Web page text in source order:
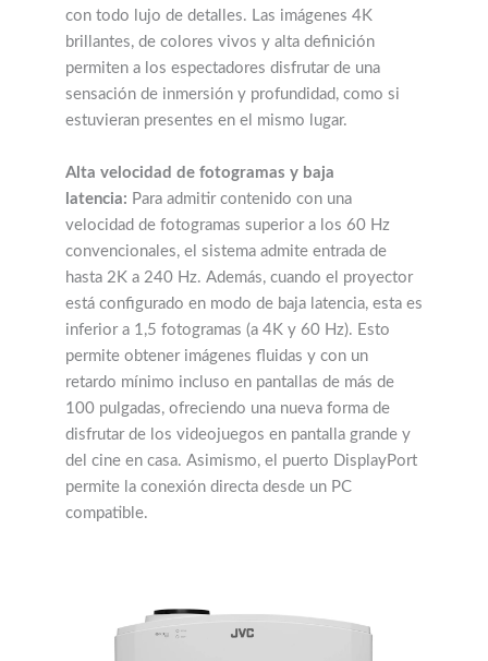
con todo lujo de detalles. Las imágenes 4K
brillantes, de colores vivos y alta definición
permiten a los espectadores disfrutar de una
sensación de inmersión y profundidad, como si
estuvieran presentes en el mismo lugar.
Alta velocidad de fotogramas y baja
latencia: Para admitir contenido con una
velocidad de fotogramas superior a los 60 Hz
convencionales, el sistema admite entrada de
hasta 2K a 240 Hz. Además, cuando el proyector
está configurado en modo de baja latencia, esta es
inferior a 1,5 fotogramas (a 4K y 60 Hz). Esto
permite obtener imágenes fluidas y con un
retardo mínimo incluso en pantallas de más de
100 pulgadas, ofreciendo una nueva forma de
disfrutar de los videojuegos en pantalla grande y
del cine en casa. Asimismo, el puerto DisplayPort
permite la conexión directa desde un PC
compatible.